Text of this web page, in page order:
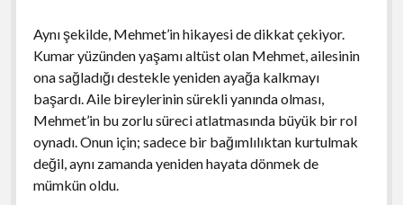
Aynı şekilde, Mehmet’in hikayesi de dikkat çekiyor.
Kumar yüzünden yaşamı altüst olan Mehmet, ailesinin
ona sağladığı destekle yeniden ayağa kalkmayı
başardı. Aile bireylerinin sürekli yanında olması,
Mehmet’in bu zorlu süreci atlatmasında büyük bir rol
oynadı. Onun için; sadece bir bağımlılıktan kurtulmak
değil, aynı zamanda yeniden hayata dönmek de
mümkün oldu.